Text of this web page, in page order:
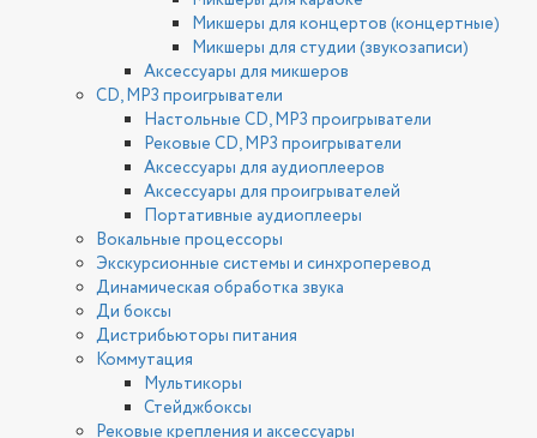
Микшеры для концертов (концертные)
Микшеры для студии (звукозаписи)
Аксессуары для микшеров
CD, MP3 проигрыватели
Настольные CD, MP3 проигрыватели
Рековые CD, MP3 проигрыватели
Аксессуары для аудиоплееров
Аксессуары для проигрывателей
Портативные аудиоплееры
Вокальные процессоры
Экскурсионные системы и синхроперевод
Динамическая обработка звука
Ди боксы
Дистрибьюторы питания
Коммутация
Мультикоры
Стейджбоксы
Рековые крепления и аксессуары